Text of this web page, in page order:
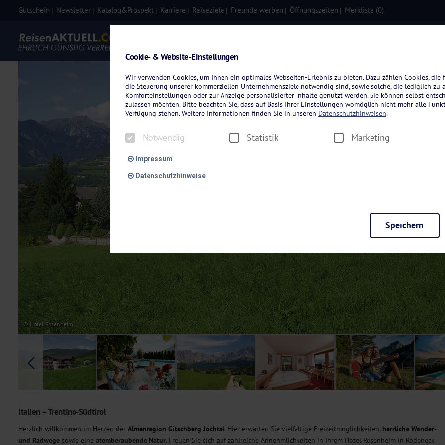
Gutschein Newsletter Katalog&Prospekt Karriere Reiseziele Freunde werben Öffnungszeiten Merkliste (0)
© Hotel Rosenheim
Italien – Trentino-Südtirol
Herzlich willkommen im Herzen der Almenregion Gitschberg Jochtal. Hier erwarten Sie vielfältige Freizeitmöglichkeiten, herrliche Wander-
und Radwege sowie eine atemberaubende Natur. Freuen Sie sich auf zahlreiche Annehmlichkeiten in Ihrem Hotel Rosenheim in Rodeneck
Cookie- & Website-Einstellungen
Wir verwenden Cookies, um Ihnen ein optimales Webseiten-Erlebnis zu bieten. Dazu zählen Cookies,
die Steuerung unserer kommerziellen Unternehmensziele notwendig sind, sowie solche, die lediglich zu
Komforteinstellungen oder zur Anzeige personalisierter Inhalte genutzt werden. Sie können selbst
zulassen möchten. Bitte beachten Sie, dass auf Basis Ihrer Einstellungen womöglich nicht mehr alle
Verfügung stehen. Weitere Informationen finden Sie in unseren Datenschutzhinweisen.
Notwendig Statistik Marketing
Impressum
Datenschutzhinweise
Diese Cookies sind für den Betrieb der Seite unbedingt notwendig und ermöglichen beispielsweise
möchten, um Ihnen unsere Dienste bei einem erneuten Besuch unserer Seite schneller zur Verfügung zu
Statistik
Um unser Angebot und unsere Webseite weiter zu verbessern, erfassen wir anonymisierte Daten für
dieser Cookies können wir beispielsweise die Besucherzahlen und den Effekt bestimmter Seiten unseres
unsere Inhalte optimieren. Wir nutzen hierfür Dienste von Google und Facebook. Durch diese Dienste
Übermittlung, der auf unsere Website erfassten Daten, kommen. Weitere Hinweise zu der Verarbeitung
Datenschutzhinweisen . Sie können Ihre Einwilligung jederzeit in den Cookie-Einstellungenwiderrufen.
Marketing
Diese Cookies werden genutzt, um Ihnen personalisierte Inhalte, passend zu Ihren Interessen anzuzeigen.
Speichern